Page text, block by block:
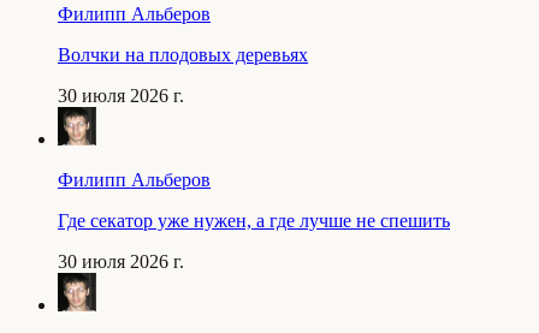
Филипп Альберов
Волчки на плодовых деревьях
30 июля 2026 г.
Филипп Альберов
Где секатор уже нужен, а где лучше не спешить
30 июля 2026 г.